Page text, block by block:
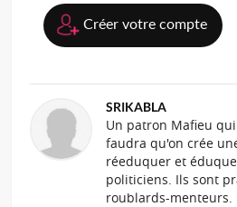
Créer votre compte
SRIKABLA
Un patron Mafieu
faudra qu'on crée
réeduquer et
politiciens. Ils sont
roublards-menteurs.